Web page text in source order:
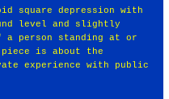
square depres­sion with
level and slightly
a per­son standing at or
is about the
experience with public